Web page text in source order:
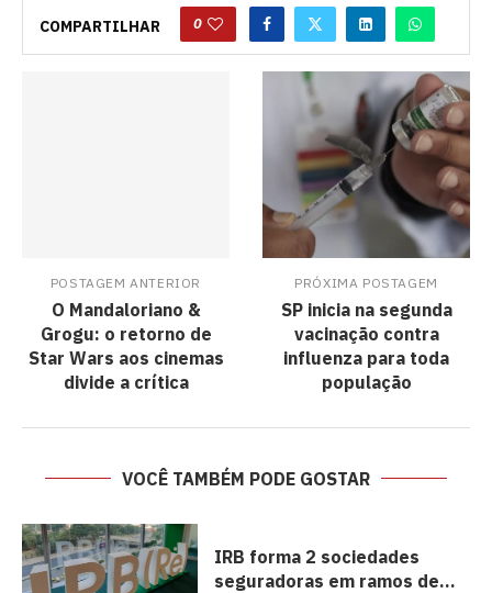
COMPARTILHAR 0
POSTAGEM ANTERIOR
O Mandaloriano &
Grogu: o retorno de
Star Wars aos cinemas
divide a crítica
PRÓXIMA POSTAGEM
SP inicia na segunda
vacinação contra
influenza para toda
população
VOCÊ TAMBÉM PODE GOSTAR
IRB forma 2 sociedades
seguradoras em ramos de...